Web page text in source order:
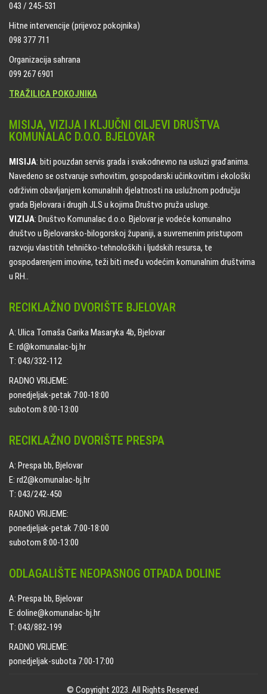
043 / 245-531
Hitne intervencije (prijevoz pokojnika)
098 377 711
Organizacija sahrana
099 267 6901
TRAŽILICA POKOJNIKA
MISIJA, VIZIJA I KLJUČNI CILJEVI DRUŠTVA
KOMUNALAC D.O.O. BJELOVAR
MISIJA: biti pouzdan servis grada i svakodnevno na usluzi građanima.
Navedeno se ostvaruje svrhovitim, gospodarski učinkovitim i ekološki
održivim obavljanjem komunalnih djelatnosti na uslužnom području
grada Bjelovara i drugih JLS u kojima Društvo pruža usluge.
VIZIJA: Društvo Komunalac d.o.o. Bjelovar je vodeće komunalno
društvo u Bjelovarsko-bilogorskoj županiji, a suvremenim pristupom
razvoju vlastitih tehničko-tehnoloških i ljudskih resursa, te
gospodarenjem imovine, teži biti među vodećim komunalnim društvima
u RH..
RECIKLAŽNO DVORIŠTE BJELOVAR
A: Ulica Tomaša Garika Masaryka 4b, Bjelovar
E: rd@komunalac-bj.hr
T: 043/332-112
RADNO VRIJEME:
ponedjeljak-petak 7:00-18:00
subotom 8:00-13:00
RECIKLAŽNO DVORIŠTE PRESPA
A: Prespa bb, Bjelovar
E: rd2@komunalac-bj.hr
T: 043/242-450
RADNO VRIJEME:
ponedjeljak-petak 7:00-18:00
subotom 8:00-13:00
ODLAGALIŠTE NEOPASNOG OTPADA DOLINE
A: Prespa bb, Bjelovar
E: doline@komunalac-bj.hr
T: 043/882-199
RADNO VRIJEME:
ponedjeljak-subota 7:00-17:00
© Copyright 2023. All Rights Reserved.